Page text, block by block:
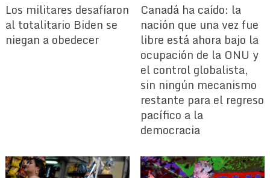
Los militares desafíaron
al totalitario Biden se
niegan a obedecer
Canadá ha caído: la
nación que una vez fue
libre está ahora bajo la
ocupación de la ONU y
el control globalista,
sin ningún mecanismo
restante para el regreso
pacífico a la
democracia